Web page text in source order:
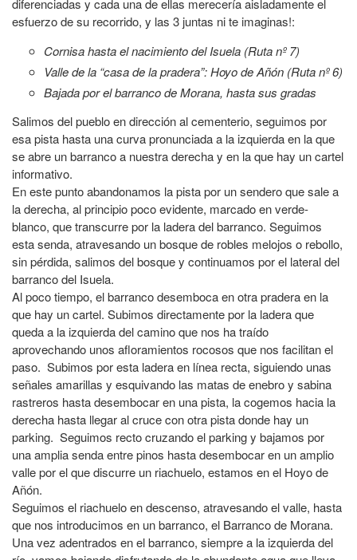
diferenciadas y cada una de ellas merecería aisladamente el
esfuerzo de su recorrido, y las 3 juntas ni te imaginas!:
Cornisa hasta el nacimiento del Isuela (Ruta nº 7)
Valle de la “casa de la pradera”: Hoyo de Añón (Ruta nº 6)
Bajada por el barranco de Morana, hasta sus gradas
Salimos del pueblo en dirección al cementerio, seguimos por
esa pista hasta una curva pronunciada a la izquierda en la que
se abre un barranco a nuestra derecha y en la que hay un cartel
informativo.
En este punto abandonamos la pista por un sendero que sale a
la derecha, al principio poco evidente, marcado en verde-
blanco, que transcurre por la ladera del barranco. Seguimos
esta senda, atravesando un bosque de robles melojos o rebollo,
sin pérdida, salimos del bosque y continuamos por el lateral del
barranco del Isuela.
Al poco tiempo, el barranco desemboca en otra pradera en la
que hay un cartel. Subimos directamente por la ladera que
queda a la izquierda del camino que nos ha traído
aprovechando unos afloramientos rocosos que nos facilitan el
paso. Subimos por esta ladera en línea recta, siguiendo unas
señales amarillas y esquivando las matas de enebro y sabina
rastreros hasta desembocar en una pista, la cogemos hacia la
derecha hasta llegar al cruce con otra pista donde hay un
parking. Seguimos recto cruzando el parking y bajamos por
una amplia senda entre pinos hasta desembocar en un amplio
valle por el que discurre un riachuelo, estamos en el Hoyo de
Añón.
Seguimos el riachuelo en descenso, atravesando el valle, hasta
que nos introducimos en un barranco, el Barranco de Morana.
Una vez adentrados en el barranco, siempre a la izquierda del